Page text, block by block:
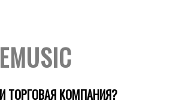
ТОРГОВАЯ КОМПАНИЯ?